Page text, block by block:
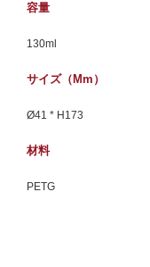
容量
130ml
サイズ（mm）
Ø41 * H173
材料
PETG